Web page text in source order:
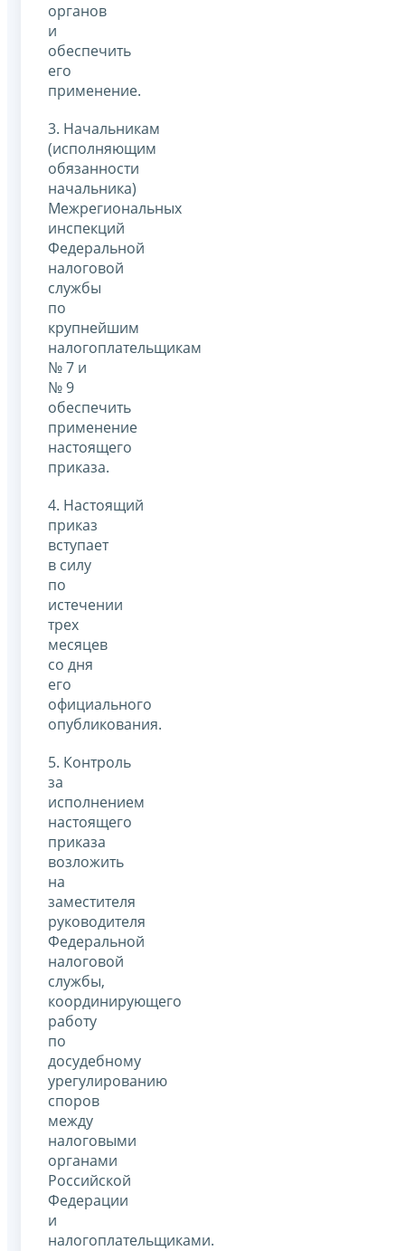
органов
и
обеспечить
его
применение.
3. Начальникам
(исполняющим
обязанности
начальника)
Межрегиональных
инспекций
Федеральной
налоговой
службы
по
крупнейшим
налогоплательщикам
№ 7 и
№ 9
обеспечить
применение
настоящего
приказа.
4. Настоящий
приказ
вступает
в силу
по
истечении
трех
месяцев
со дня
его
официального
опубликования.
5. Контроль
за
исполнением
настоящего
приказа
возложить
на
заместителя
руководителя
Федеральной
налоговой
службы,
координирующего
работу
по
досудебному
урегулированию
споров
между
налоговыми
органами
Российской
Федерации
и
налогоплательщиками.